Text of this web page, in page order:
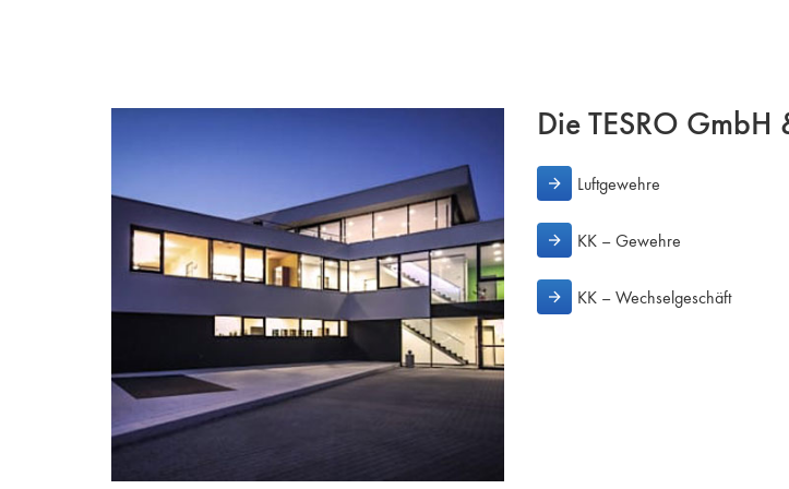
Die TESRO GmbH
Luftgewehre
KK – Gewehre
KK – Wechselgeschäft